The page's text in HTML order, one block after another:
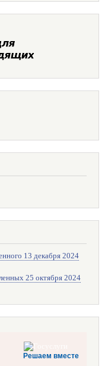
13 декабря 2024
25 октября 2024
Решаем вместе